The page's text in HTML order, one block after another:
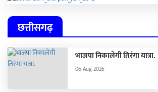
छत्तीसगढ़
भाजपा निकालेगी तिरंगा यात्रा.
06-Aug-2026